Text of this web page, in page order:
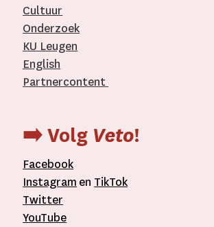
Cultuur
Onderzoek
KU Leugen
English
Partnercontent
➡️ Volg Veto!
Facebook
Instagram en TikTok
Twitter
YouTube